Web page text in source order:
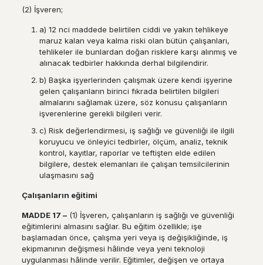
(2) İşveren;
a) 12 nci maddede belirtilen ciddi ve yakın tehlikeye
maruz kalan veya kalma riski olan bütün çalışanları,
tehlikeler ile bunlardan doğan risklere karşı alınmış ve
alınacak tedbirler hakkında derhal bilgilendirir.
b) Başka işyerlerinden çalışmak üzere kendi işyerine
gelen çalışanların birinci fıkrada belirtilen bilgileri
almalarını sağlamak üzere, söz konusu çalışanların
işverenlerine gerekli bilgileri verir.
c) Risk değerlendirmesi, iş sağlığı ve güvenliği ile ilgili
koruyucu ve önleyici tedbirler, ölçüm, analiz, teknik
kontrol, kayıtlar, raporlar ve teftişten elde edilen
bilgilere, destek elemanları ile çalışan temsilcilerinin
ulaşmasını sağ
Çalışanların eğitimi
MADDE 17 –(1) İşveren, çalışanların iş sağlığı ve güvenliği
eğitimlerini almasını sağlar. Bu eğitim özellikle; işe
başlamadan önce, çalışma yeri veya iş değişikliğinde, iş
ekipmanının değişmesi hâlinde veya yeni teknoloji
uygulanması hâlinde verilir. Eğitimler, değişen ve ortaya